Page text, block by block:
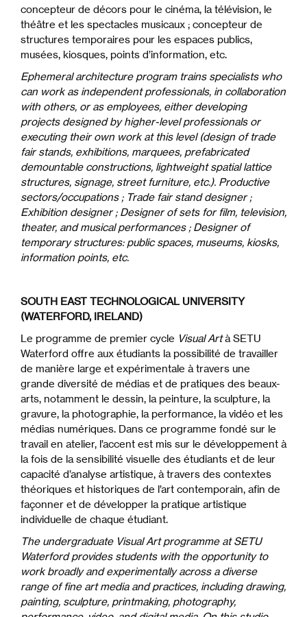
concepteur de décors pour le cinéma, la télévision, le
théâtre et les spectacles musicaux ; concepteur de
structures temporaires pour les espaces publics,
musées, kiosques, points d’information, etc.
Ephemeral architecture program trains specialists who
can work as independent professionals, in collaboration
with others, or as employees, either developing
projects designed by higher-level professionals or
executing their own work at this level (design of trade
fair stands, exhibitions, marquees, prefabricated
demountable constructions, lightweight spatial lattice
structures, signage, street furniture, etc.). Productive
sectors/occupations ; Trade fair stand designer ;
Exhibition designer ; Designer of sets for film, television,
theater, and musical performances ; Designer of
temporary structures: public spaces, museums, kiosks,
information points, etc.
SOUTH EAST TECHNOLOGICAL UNIVERSITY
(WATERFORD, IRELAND)
Le programme de premier cycle Visual Artà SETU
Waterford offre aux étudiants la possibilité de travailler
de manière large et expérimentale à travers une
grande diversité de médias et de pratiques des beaux-
arts, notamment le dessin, la peinture, la sculpture, la
gravure, la photographie, la performance, la vidéo et les
médias numériques. Dans ce programme fondé sur le
travail en atelier, l’accent est mis sur le développement à
la fois de la sensibilité visuelle des étudiants et de leur
capacité d’analyse artistique, à travers des contextes
théoriques et historiques de l’art contemporain, afin de
façonner et de développer la pratique artistique
individuelle de chaque étudiant.
The undergraduate Visual Art programme at SETU
Waterford provides students with the opportunity to
work broadly and experimentally across a diverse
range of fine art media and practices, including drawing,
painting, sculpture, printmaking, photography,